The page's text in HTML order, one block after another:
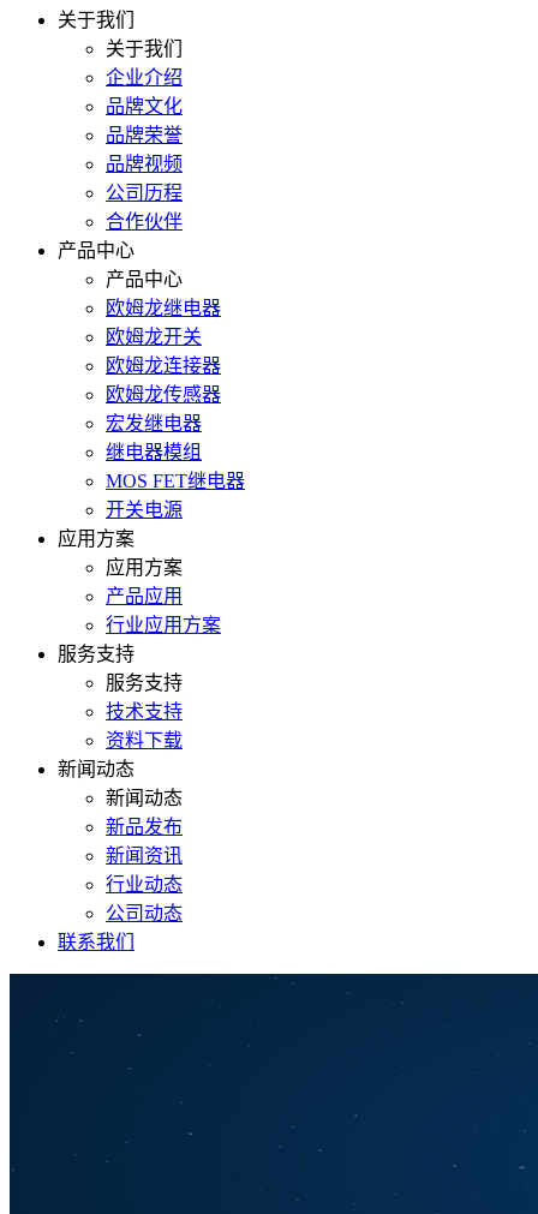
关于我们
关于我们
企业介绍
品牌文化
品牌荣誉
品牌视频
公司历程
合作伙伴
产品中心
产品中心
欧姆龙继电器
欧姆龙开关
欧姆龙连接器
欧姆龙传感器
宏发继电器
继电器模组
MOS FET继电器
开关电源
应用方案
应用方案
产品应用
行业应用方案
服务支持
服务支持
技术支持
资料下载
新闻动态
新闻动态
新品发布
新闻资讯
行业动态
公司动态
联系我们